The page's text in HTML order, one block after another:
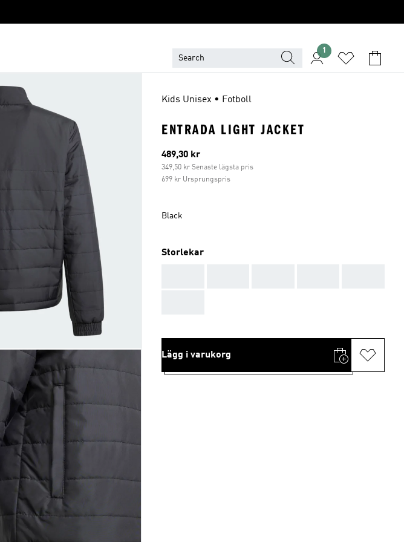
1
Kids Unisex • Fotboll
ENTRADA LIGHT JACKET
Aktuellt pris
489,30 kr
349,50 kr Senaste lägsta pris
699 kr Ursprungspris
Black
Storlekar
Lägg i varukorg